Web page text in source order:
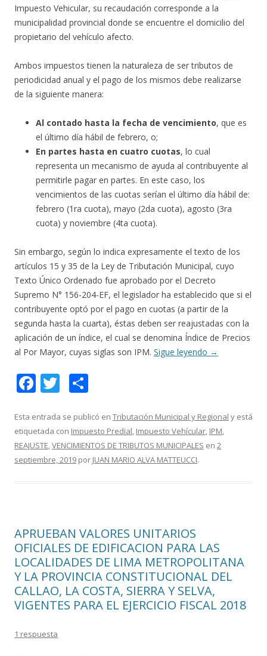
Impuesto Vehicular, su recaudación corresponde a la
municipalidad provincial donde se encuentre el domicilio del
propietario del vehículo afecto.
Ambos impuestos tienen la naturaleza de ser tributos de
periodicidad anual y el pago de los mismos debe realizarse
de la siguiente manera:
Al contado hasta la fecha de vencimiento, que es
el último día hábil de febrero, o;
En partes hasta en cuatro cuotas, lo cual
representa un mecanismo de ayuda al contribuyente al
permitirle pagar en partes. En este caso, los
vencimientos de las cuotas serían el último día hábil de:
febrero (1ra cuota), mayo (2da cuota), agosto (3ra
cuota) y noviembre (4ta cuota).
Sin embargo, según lo indica expresamente el texto de los
artículos 15 y 35 de la Ley de Tributación Municipal, cuyo
Texto Único Ordenado fue aprobado por el Decreto
Supremo N° 156-204-EF, el legislador ha establecido que si el
contribuyente optó por el pago en cuotas (a partir de la
segunda hasta la cuarta), éstas deben ser reajustadas con la
aplicación de un índice, el cual se denomina Índice de Precios
al Por Mayor, cuyas siglas son IPM. Sigue leyendo →
F
e
b
o
T
itt
er
m
p
ar
Esta entrada se publicó en Tributación Municipal y Regional y está
etiquetada con Impuesto Predial, Impuesto Vehícular, IPM,
REAJUSTE,VENCIMIENTOS DE TRIBUTOS MUNICIPALES en 2
septiembre, 2019 por JUAN MARIO ALVA MATTEUCCI.
APRUEBAN VALORES UNITARIOS
OFICIALES DE EDIFICACION PARA LAS
LOCALIDADES DE LIMA METROPOLITANA
Y LA PROVINCIA CONSTITUCIONAL DEL
CALLAO, LA COSTA, SIERRA Y SELVA,
VIGENTES PARA EL EJERCICIO FISCAL 2018
1 respuesta